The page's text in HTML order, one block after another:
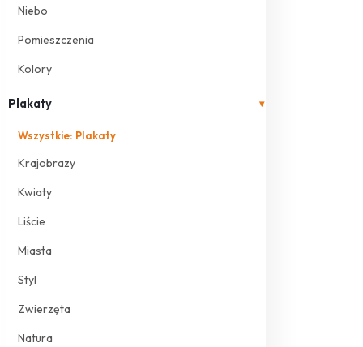
Niebo
Pomieszczenia
Kolory
Plakaty ▾
Wszystkie: Plakaty
Krajobrazy
Kwiaty
Liście
Miasta
Styl
Zwierzęta
Natura